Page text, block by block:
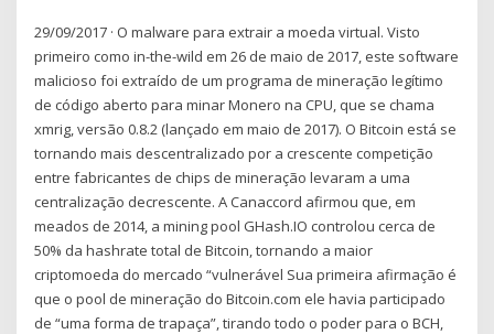
29/09/2017 · O malware para extrair a moeda virtual. Visto
primeiro como in-the-wild em 26 de maio de 2017, este software
malicioso foi extraído de um programa de mineração legítimo
de código aberto para minar Monero na CPU, que se chama
xmrig, versão 0.8.2 (lançado em maio de 2017). O Bitcoin está se
tornando mais descentralizado por a crescente competição
entre fabricantes de chips de mineração levaram a uma
centralização decrescente. A Canaccord afirmou que, em
meados de 2014, a mining pool GHash.IO controlou cerca de
50% da hashrate total de Bitcoin, tornando a maior
criptomoeda do mercado “vulnerável Sua primeira afirmação é
que o pool de mineração do Bitcoin.com ele havia participado
de “uma forma de trapaça”, tirando todo o poder para o BCH,